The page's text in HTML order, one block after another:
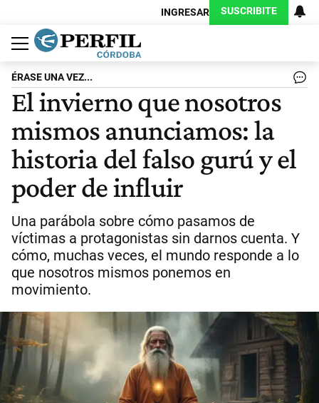
INGRESAR SUSCRIBITE
Política
Economía
Judiciales
Sociedad
Cultura
Espectáculos
Deportes
Protagonistas
ÉRASE UNA VEZ...
El invierno que nosotros
mismos anunciamos: la
historia del falso gurú y el
poder de influir
Una parábola sobre cómo pasamos de
víctimas a protagonistas sin darnos cuenta. Y
cómo, muchas veces, el mundo responde a lo
que nosotros mismos ponemos en
movimiento.